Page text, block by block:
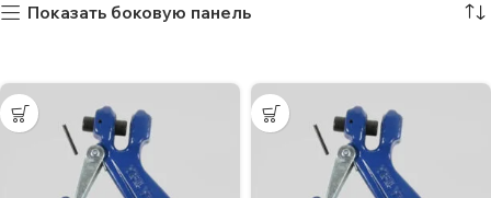
Показать боковую панель